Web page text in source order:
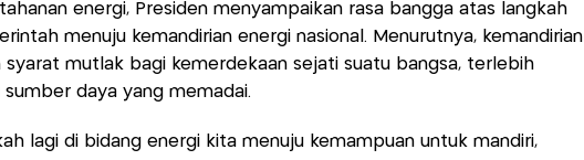
energi, Presiden menyampaikan rasa bangga atas langkah
menuju kemandirian energi nasional. Menurutnya, kemandirian
syarat mutlak bagi kemerdekaan sejati suatu bangsa, terlebih
sumber daya yang memadai.
lagi di bidang energi kita menuju kemampuan untuk mandiri,